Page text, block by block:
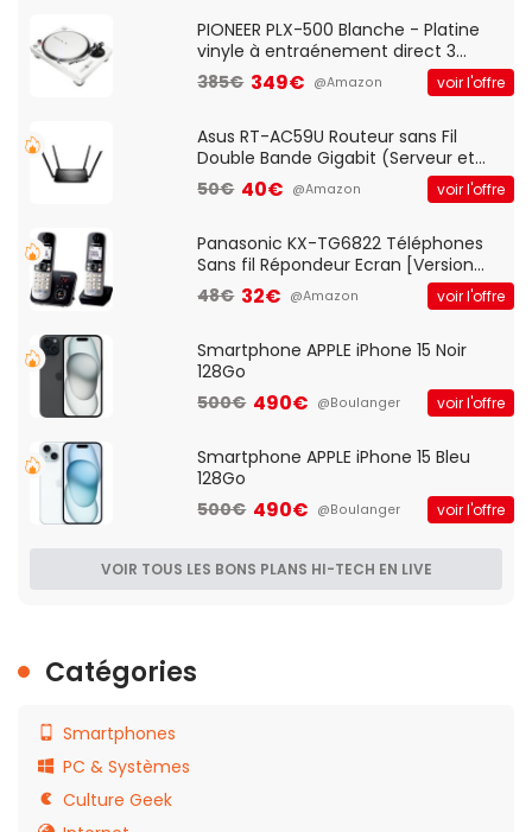
QWERTY UK - Noir
PIONEER PLX-500 Blanche - Platine
vinyle à entraénement direct 3
vitesses (33-45-78 trs/min) avec
pre-ampli intégré et port USB
385€ 349€ @Amazon voir l'offre
Asus RT-AC59U Routeur sans Fil
Double Bande Gigabit (Serveur et
Client VPN, Triple Vlan, Mode Point
d'accès et Bridge, contrôle Parental,
50€ 40€ @Amazon voir l'offre
Panasonic KX-TG6822 Téléphones
Sans fil Répondeur Ecran [Version
Française]
48€ 32€ @Amazon voir l'offre
Smartphone APPLE iPhone 15 Noir
128Go
500€ 490€ @Boulanger voir l'offre
Smartphone APPLE iPhone 15 Bleu
128Go
500€ 490€ @Boulanger voir l'offre
VOIR TOUS LES BONS PLANS HI-TECH EN LIVE
Catégories
Smartphones
PC & Systèmes
Culture Geek